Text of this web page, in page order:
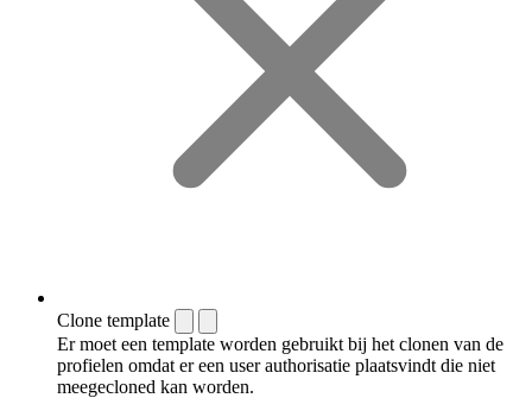
Clone template
Er moet een template worden gebruikt bij het clonen van de
profielen omdat er een user authorisatie plaatsvindt die niet
meegecloned kan worden.